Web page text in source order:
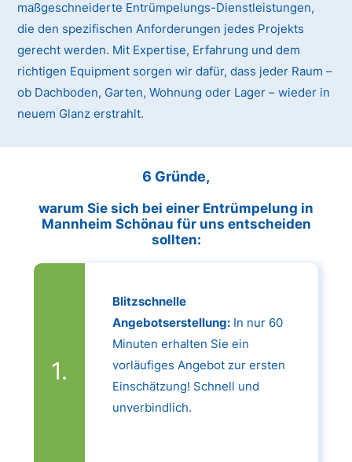
maßgeschneiderte Entrümpelungs-Dienstleistungen,
die den spezifischen Anforderungen jedes Projekts
gerecht werden. Mit Expertise, Erfahrung und dem
richtigen Equipment sorgen wir dafür, dass jeder Raum –
ob Dachboden, Garten, Wohnung oder Lager – wieder in
neuem Glanz erstrahlt.
6 Gründe,
warum Sie sich bei einer Entrümpelung in
Mannheim Schönau für uns entscheiden
sollten:
Blitzschnelle
Angebotserstellung:In nur 60
Minuten erhalten Sie ein
vorläufiges Angebot zur ersten
Einschätzung! Schnell und
unverbindlich.